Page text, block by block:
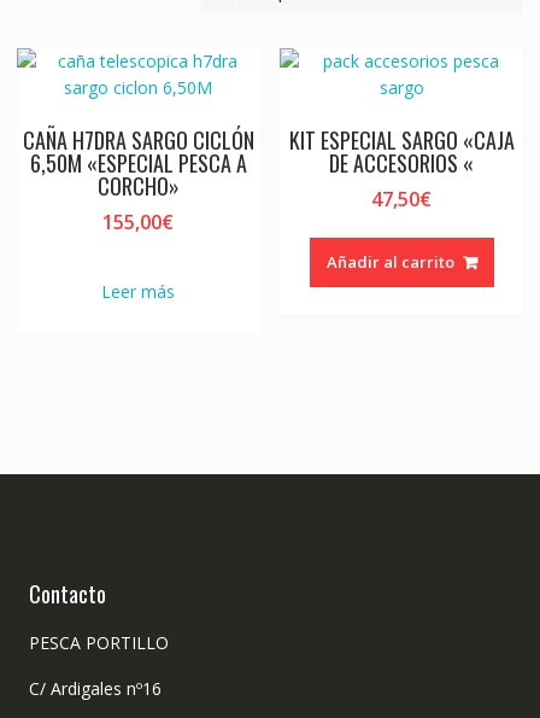
CAÑA H7DRA SARGO CICLÓN
6,50M «ESPECIAL PESCA A
CORCHO»
155,00€
Leer más
KIT ESPECIAL SARGO «CAJA
DE ACCESORIOS «
47,50€
Añadir al carrito
Contacto
PESCA PORTILLO
C/ Ardigales nº16